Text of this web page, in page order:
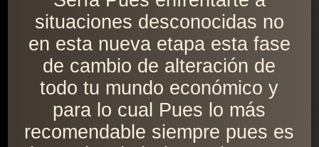
situaciones desconocidas no
en esta nueva etapa esta fase
de cambio de alteración de
todo tu mundo económico y
para lo cual Pues lo más
recomendable siempre pues es